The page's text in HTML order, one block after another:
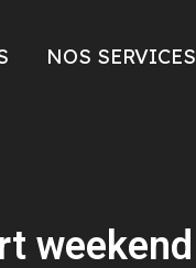
NOS SERVICES